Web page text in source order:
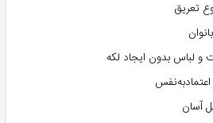
تعریق
و لباس بدون ایجاد لکه
آسان